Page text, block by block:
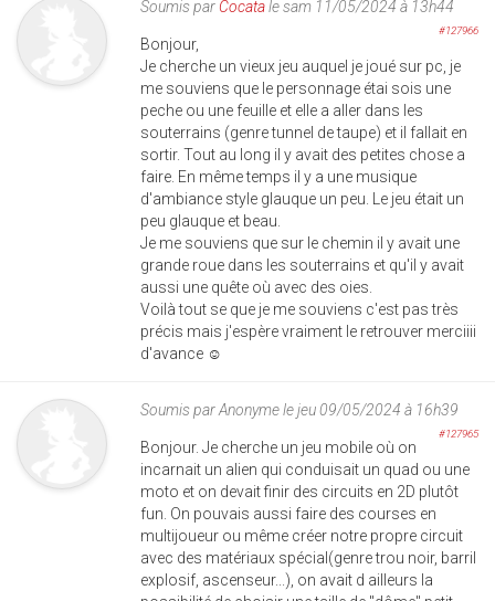
Soumis par Cocatale sam 11/05/2024 à 13h44
#127966
Bonjour,
Je cherche un vieux jeu auquel je joué sur pc, je
me souviens que le personnage étai sois une
peche ou une feuille et elle a aller dans les
souterrains (genre tunnel de taupe) et il fallait en
sortir. Tout au long il y avait des petites chose a
faire. En même temps il y a une musique
d'ambiance style glauque un peu. Le jeu était un
peu glauque et beau.
Je me souviens que sur le chemin il y avait une
grande roue dans les souterrains et qu'il y avait
aussi une quête où avec des oies.
Voilà tout se que je me souviens c'est pas très
précis mais j'espère vraiment le retrouver merciiii
d'avance ☺️
Soumis parAnonymele jeu 09/05/2024 à 16h39
#127965
Bonjour. Je cherche un jeu mobile où on
incarnait un alien qui conduisait un quad ou une
moto et on devait finir des circuits en 2D plutôt
fun. On pouvais aussi faire des courses en
multijoueur ou même créer notre propre circuit
avec des matériaux spécial(genre trou noir, barril
explosif, ascenseur...), on avait d ailleurs la